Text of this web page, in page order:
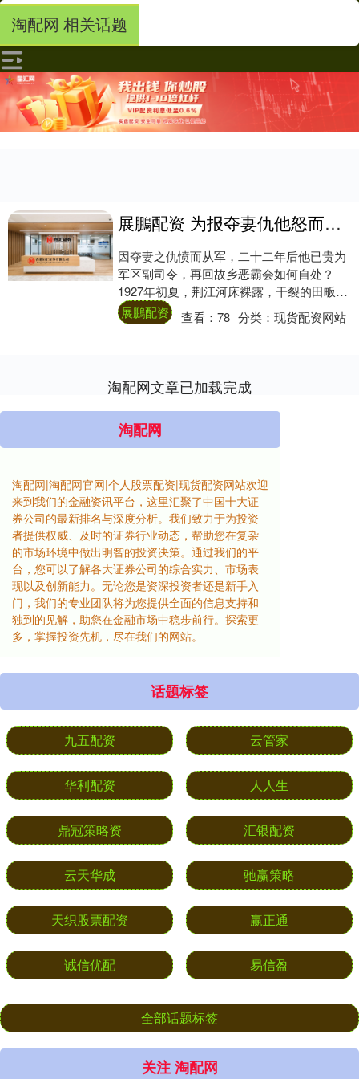
淘配网 相关话题
展鵬配资 为报夺妻仇他怒而参军，22年后成军区副司令返乡，恶霸将有何下场
因夺妻之仇愤而从军，二十二年后他已贵为
军区副司令，再回故乡恶霸会如何自处？
1927年初夏，荆江河床裸露，干裂的田畈像
被火烤过。松滋西北的李家河村连着第三个
月没....
展鵬配资 查看：78 分类：现货配资网站
淘配网文章已加载完成
淘配网
淘配网|淘配网官网|个人股票配资|现货配资网站欢迎
来到我们的金融资讯平台，这里汇聚了中国十大证
券公司的最新排名与深度分析。我们致力于为投资
者提供权威、及时的证券行业动态，帮助您在复杂
的市场环境中做出明智的投资决策。通过我们的平
台，您可以了解各大证券公司的综合实力、市场表
现以及创新能力。无论您是资深投资者还是新手入
门，我们的专业团队将为您提供全面的信息支持和
独到的见解，助您在金融市场中稳步前行。探索更
多，掌握投资先机，尽在我们的网站。
话题标签
九五配资 云管家
华利配资 人人生
鼎冠策略资 汇银配资
云天华成 驰赢策略
天织股票配资 赢正通
诚信优配 易信盈
全部话题标签
关注 淘配网